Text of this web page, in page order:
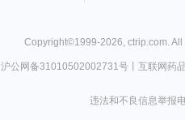
Copyright©1999-2026 ctrip.com .
沪公网备31010502002731号丨 互联网药
违法和不良信息举报